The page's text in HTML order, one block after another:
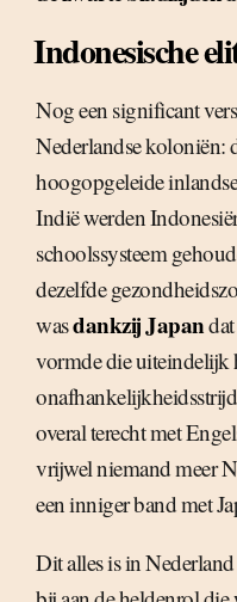
Indonesische
Nog een significant
Nederlandse koloniën:
hoogopgeleide
Indië werden
schoolssysteem
dezelfde
wasdankzij Japandat
vormde die uiteindelijk
overal terecht met
vrijwel niemand meer
een inniger band met
Dit alles is in